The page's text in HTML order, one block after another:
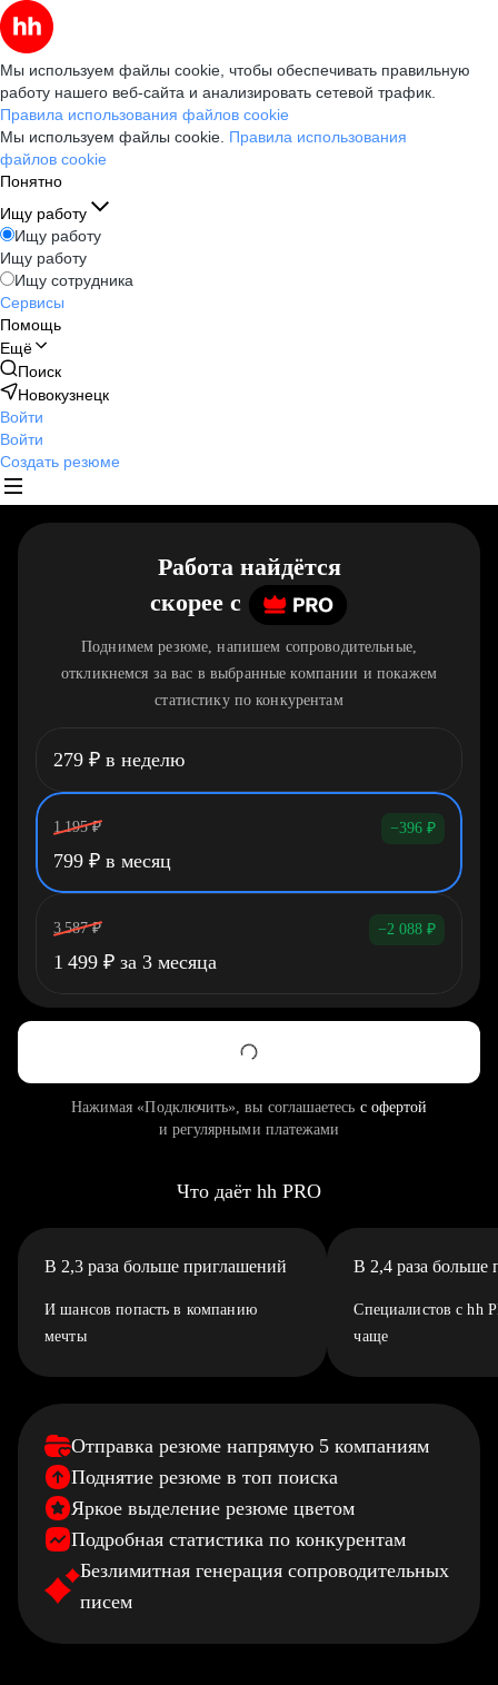
Мы используем файлы cookie, чтобы обеспечивать правильную
работу нашего веб-сайта и анализировать сетевой трафик.
Правила использования файлов cookie
Мы используем файлы cookie. Правила использования
файлов cookie
Понятно
Ищу работу
Ищу работу
Ищу работу
Ищу сотрудника
Сервисы
Помощь
Ещё
Поиск
Новокузнецк
Войти
Войти
Создать резюме
Работа найдётся
скорее c
Поднимем резюме, напишем сопроводительные,
откликнемся за вас в выбранные компании и покажем
статистику по конкурентам
279 ₽ в неделю
1 195 ₽ −396 ₽
799 ₽ в месяц
3 587 ₽ −2 088 ₽
1 499 ₽ за 3 месяца
Нажимая «Подключить», вы соглашаетесь с офертой
и регулярными платежами
Что даёт hh PRO
В 2,3 раза больше приглашений
И шансов попасть в компанию
мечты
В 2,4 раза больше
Специалистов с hh
чаще
Отправка резюме напрямую 5 компаниям
Поднятие резюме в топ поиска
Яркое выделение резюме цветом
Подробная статистика по конкурентам
Безлимитная генерация сопроводительных
писем